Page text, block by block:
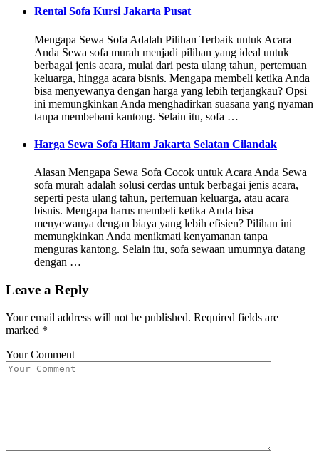
Rental Sofa Kursi Jakarta Pusat
Mengapa Sewa Sofa Adalah Pilihan Terbaik untuk Acara
Anda Sewa sofa murah menjadi pilihan yang ideal untuk
berbagai jenis acara, mulai dari pesta ulang tahun, pertemuan
keluarga, hingga acara bisnis. Mengapa membeli ketika Anda
bisa menyewanya dengan harga yang lebih terjangkau? Opsi
ini memungkinkan Anda menghadirkan suasana yang nyaman
tanpa membebani kantong. Selain itu, sofa …
Harga Sewa Sofa Hitam Jakarta Selatan Cilandak
Alasan Mengapa Sewa Sofa Cocok untuk Acara Anda Sewa
sofa murah adalah solusi cerdas untuk berbagai jenis acara,
seperti pesta ulang tahun, pertemuan keluarga, atau acara
bisnis. Mengapa harus membeli ketika Anda bisa
menyewanya dengan biaya yang lebih efisien? Pilihan ini
memungkinkan Anda menikmati kenyamanan tanpa
menguras kantong. Selain itu, sofa sewaan umumnya datang
dengan …
Leave a Reply
Your email address will not be published. Required fields are
marked *
Your Comment